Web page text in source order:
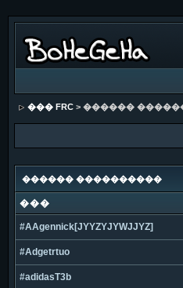
��� FRC> ������
������ ����������
���
#AAgennick[JYYZYJYWJJYZ]
#Adgetrtuo
#adidasT3b